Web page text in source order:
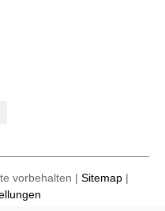
vorbehalten | Sitemap|